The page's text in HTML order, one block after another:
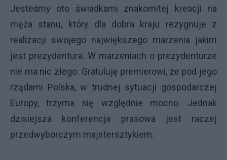
Jesteśmy oto świadkami znakomitej kreacji na
męża stanu, który dla dobra kraju rezygnuje z
realizacji swojego największego marzenia jakim
jest prezydentura. W marzeniach o prezydenturze
nie ma nic złego. Gratuluję premierowi, że pod jego
rządami Polska, w trudnej sytuacji gospodarczej
Europy, trzyma się względnie mocno. Jednak
dzisiejsza konferencja prasowa jest raczej
przedwyborczym majstersztykiem.